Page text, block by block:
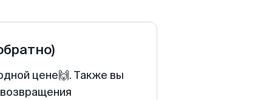
цене🙌. Также вы